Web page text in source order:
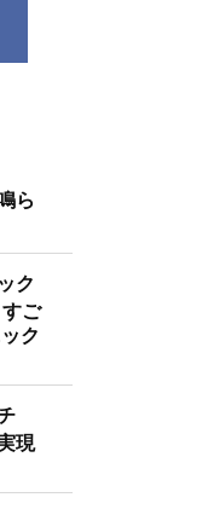
ら
ク
ご
ク
現